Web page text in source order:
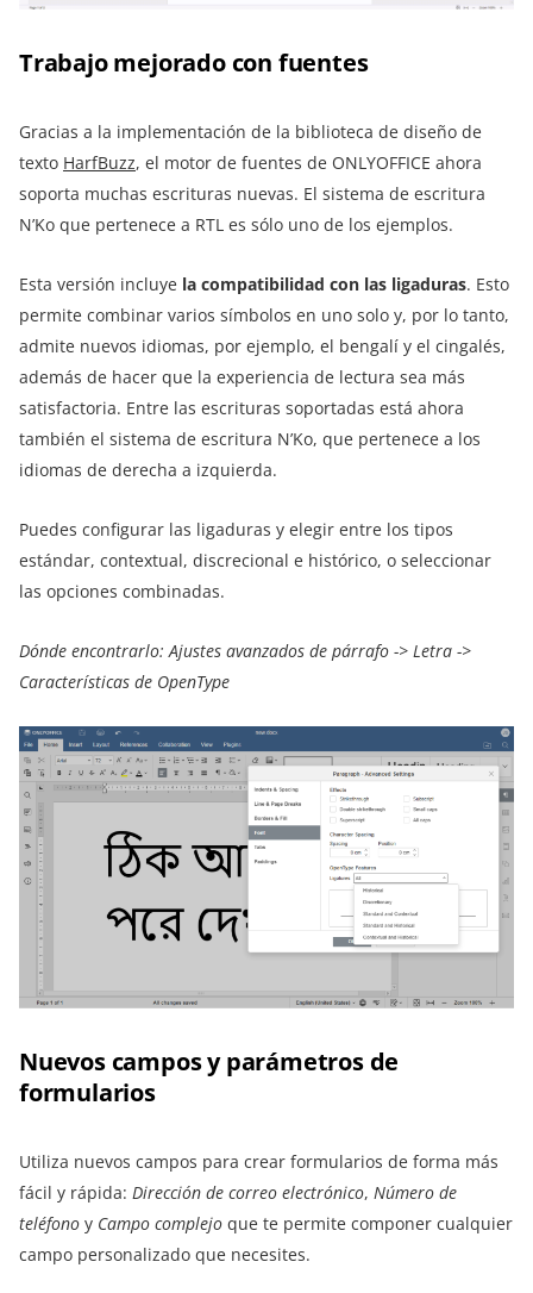
Trabajo mejorado con fuentes
Gracias a la implementación de la biblioteca de diseño de
texto HarfBuzz, el motor de fuentes de ONLYOFFICE ahora
soporta muchas escrituras nuevas. El sistema de escritura
N’Ko que pertenece a RTL es sólo uno de los ejemplos.
Esta versión incluye la compatibilidad con las ligaduras. Esto
permite combinar varios símbolos en uno solo y, por lo tanto,
admite nuevos idiomas, por ejemplo, el bengalí y el cingalés,
además de hacer que la experiencia de lectura sea más
satisfactoria. Entre las escrituras soportadas está ahora
también el sistema de escritura N’Ko, que pertenece a los
idiomas de derecha a izquierda.
Puedes configurar las ligaduras y elegir entre los tipos
estándar, contextual, discrecional e histórico, o seleccionar
las opciones combinadas.
Dónde encontrarlo: Ajustes avanzados de párrafo -> Letra ->
Características de OpenType
Nuevos campos y parámetros de
formularios
Utiliza nuevos campos para crear formularios de forma más
fácil y rápida: Dirección de correo electrónico, Número de
teléfono y Campo complejo que te permite componer cualquier
campo personalizado que necesites.